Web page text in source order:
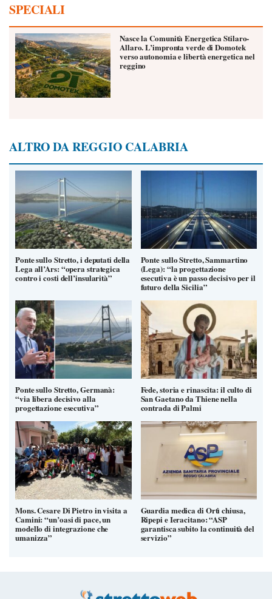
SPECIALI
Nasce la Comunità Energetica Stilaro-
Allaro. L’impronta verde di Domotek
verso autonomia e libertà energetica nel
reggino
ALTRO DA REGGIO CALABRIA
Ponte sullo Stretto, i deputati della
Lega all’Ars: “opera strategica
contro i costi dell’insularità”
Ponte sullo Stretto, Sammartino
(Lega): “la progettazione
esecutiva è un passo decisivo per il
futuro della Sicilia”
Ponte sullo Stretto, Germanà:
“via libera decisivo alla
progettazione esecutiva”
Fede, storia e rinascita: il culto di
San Gaetano da Thiene nella
contrada di Palmi
Mons. Cesare Di Pietro in visita a
Camini: “un’oasi di pace, un
modello di integrazione che
umanizza”
Guardia medica di Ortì chiusa,
Ripepi e Ieracitano: “ASP
garantisca subito la continuità del
servizio”